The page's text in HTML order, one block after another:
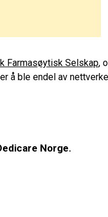
Farmasøytisk Selskap,
å ble endel av
Norge.